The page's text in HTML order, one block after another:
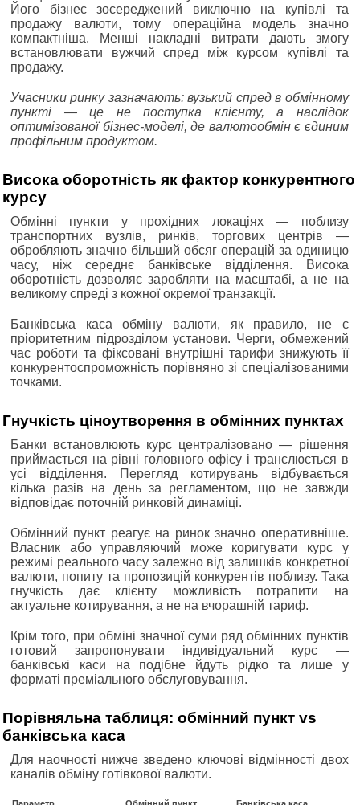
Його бізнес зосереджений виключно на купівлі та
продажу валюти, тому операційна модель значно
компактніша. Менші накладні витрати дають змогу
встановлювати вужчий спред між курсом купівлі та
продажу.
Учасники ринку зазначають: вузький спред в обмінному
пункті — це не поступка клієнту, а наслідок
оптимізованої бізнес-моделі, де валютообмін є єдиним
профільним продуктом.
Висока оборотність як фактор конкурентного
курсу
Обмінні пункти у прохідних локаціях — поблизу
транспортних вузлів, ринків, торгових центрів —
обробляють значно більший обсяг операцій за одиницю
часу, ніж середнє банківське відділення. Висока
оборотність дозволяє заробляти на масштабі, а не на
великому спреді з кожної окремої транзакції.
Банківська каса обміну валюти, як правило, не є
пріоритетним підрозділом установи. Черги, обмежений
час роботи та фіксовані внутрішні тарифи знижують її
конкурентоспроможність порівняно зі спеціалізованими
точками.
Гнучкість ціноутворення в обмінних пунктах
Банки встановлюють курс централізовано — рішення
приймається на рівні головного офісу і транслюється в
усі відділення. Перегляд котирувань відбувається
кілька разів на день за регламентом, що не завжди
відповідає поточній ринковій динаміці.
Обмінний пункт реагує на ринок значно оперативніше.
Власник або управляючий може коригувати курс у
режимі реального часу залежно від залишків конкретної
валюти, попиту та пропозицій конкурентів поблизу. Така
гнучкість дає клієнту можливість потрапити на
актуальне котирування, а не на вчорашній тариф.
Крім того, при обміні значної суми ряд обмінних пунктів
готовий запропонувати індивідуальний курс —
банківські каси на подібне йдуть рідко та лише у
форматі преміального обслуговування.
Порівняльна таблиця: обмінний пункт vs
банківська каса
Для наочності нижче зведено ключові відмінності двох
каналів обміну готівкової валюти.